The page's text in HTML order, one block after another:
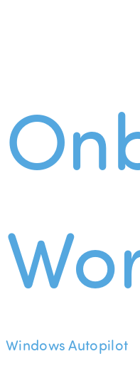
Windows Autopilot